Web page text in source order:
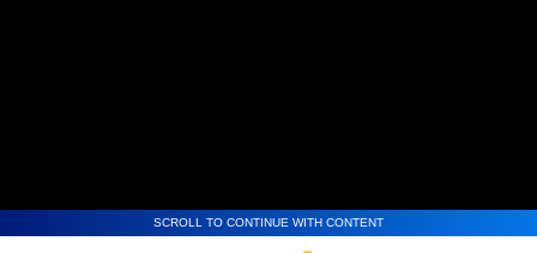
SCROLL TO CONTINUE WITH CONTENT